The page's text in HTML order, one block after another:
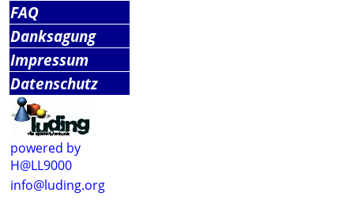
FAQ
Danksagung
Impressum
Datenschutz
powered by
H@LL9000
info@luding.org